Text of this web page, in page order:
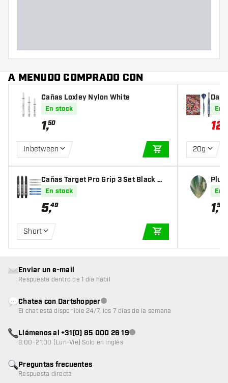
A MENUDO COMPRADO CON
Cañas Loxley Nylon White
En stock
1,50
Inbetween
AÑADIR A LA
Cañas Target Pro Grip 3 Set Black Wh
ite Blue
En stock
5,49
Short
En
20g
ear
En
1,50
Preguntas frecuentes
Respuesta directa
Enviar un e-mail
Respuesta dentro de 1 día hábil
Chatea con DartshopperAtención al cliente no disponible
El chat está disponible 24/7, los 7 días de la semana
Llámenos al +31(0) 85 000 26 19Atención al cliente no disponible
8:00–21:00 (Lun-Vie) Solo en inglés